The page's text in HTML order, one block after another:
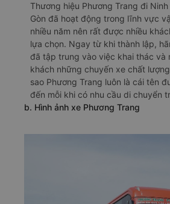
Thương hiệu Phương Trang đi
Gòn đã hoạt động trong lĩnh vực
nhiều năm nên rất được nhiều
lựa chọn. Ngay từ khi thành lập,
đã tập trung vào việc khai thác và
khách những chuyến xe chất
sao Phương Trang luôn là cái tên
đến mỗi khi có nhu cầu di chuyển
b. Hình ảnh xe Phương Trang